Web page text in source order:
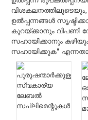
വിശകലനത്തിലൂടെയും,
ഉൽപ്പന്നങ്ങൾ
കുറയ്ക്കാനും വിപണി
സഹായിക്കാനും
സഹായിക്കുക"